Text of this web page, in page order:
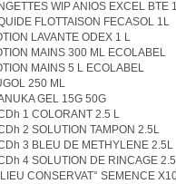
WIP ANIOS EXCEL BTE
FLOTTAISON FECASOL 1L
LAVANTE ODEX 1 L
MAINS 300 ML ECOLABEL
MAINS 5 L ECOLABEL
250 ML
GEL 15G 50G
1 COLORANT 2.5 L
2 SOLUTION TAMPON 2.5L
3 BLEU DE METHYLENE 2.5L
4 SOLUTION DE RINCAGE
CONSERVAT° SEMENCE